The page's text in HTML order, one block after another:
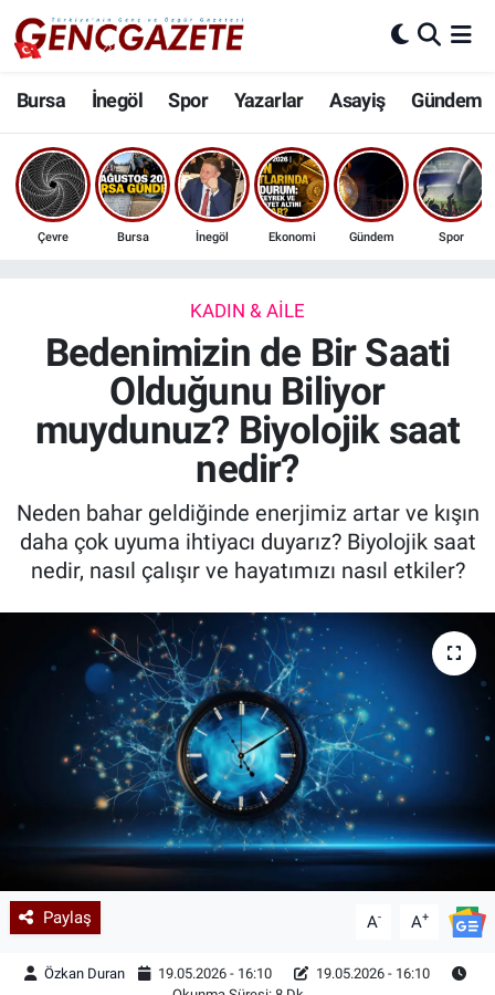
Bursa İnegöl Spor Yazarlar Asayiş Gündem
Çevre Bursa İnegöl Ekonomi Gündem Spor
KADIN & AILE
Bedenimizin de Bir Saati
Olduğunu Biliyor
muydunuz? Biyolojik saat
nedir?
Neden bahar geldiğinde enerjimiz artar ve kışın
daha çok uyuma ihtiyacı duyarız? Biyolojik saat
nedir, nasıl çalışır ve hayatımızı nasıl etkiler?
Paylaş A- A+
Özkan Duran 19.05.2026 - 16:10
19.05.2026 - 16:10
Bursa
İnegöl
3.SAYFA
Ekonomi
Güncel
Kadın & Aile
Sağlık
Siyaset
Teknoloji
Yazarlar
Astroloji-Rüya
Nöbetçi Eczaneler
Hava Durumu
Trafik Durumu
Son Dakika Haberleri
Haber Arşivi